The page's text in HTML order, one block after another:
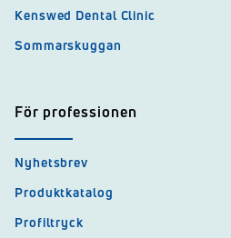
Kenswed Dental Clinic
Sommarskuggan
För professionen
Nyhetsbrev
Produktkatalog
Profiltryck